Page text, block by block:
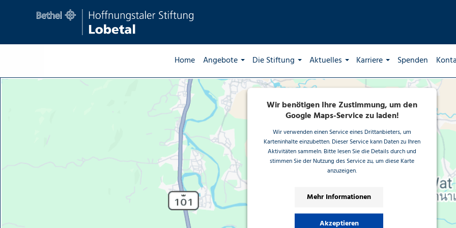
Home Angebote Die Stiftung Aktuelles Karriere Spenden
Wir benötigen Ihre Zustimmung, um den
Google Maps-Service zu laden!
Wir verwenden einen Service eines Drittanbieters, um
Karteninhalte einzubetten. Dieser Service kann Daten zu Ihren
Aktivitäten sammeln. Bitte lesen Sie die Details durch und
stimmen Sie der Nutzung des Service zu, um diese Karte
anzuzeigen.
Mehr Informationen
Akzeptieren